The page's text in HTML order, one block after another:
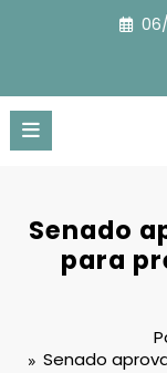
Senado
para
Senado